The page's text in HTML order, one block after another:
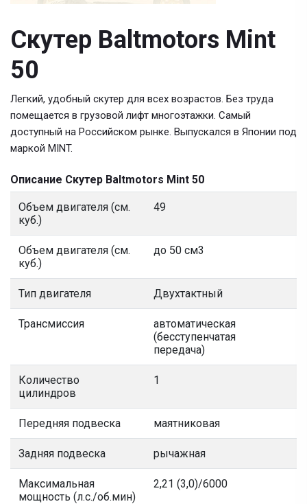
Скутер Bаltmotors Mint
50
Легкий, удобный скутер для всех возрастов. Без труда
помещается в грузовой лифт многоэтажки. Самый
доступный на Российском рынке. Выпускался в Японии под
маркой MINT.
Описание Скутер Bаltmotors Mint 50
Объем двигателя (см.
куб.)
49
Объем двигателя (см.
куб.)
до 50 см3
Тип двигателя Двухтактный
Трансмиссия
автоматическая
(бесступенчатая
передача)
Количество
цилиндров
1
Передняя подвеска маятниковая
Задняя подвеска рычажная
Максимальная
мощность (л.с./об.мин)
2,21 (3,0)/6000